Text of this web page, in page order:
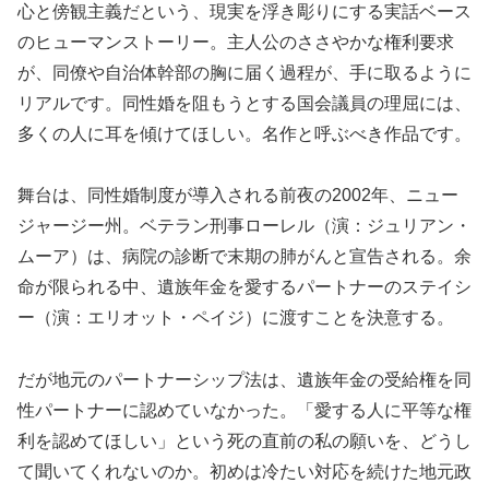
心と傍観主義だという、現実を浮き彫りにする実話ベース
のヒューマンストーリー。主人公のささやかな権利要求
が、同僚や自治体幹部の胸に届く過程が、手に取るように
リアルです。同性婚を阻もうとする国会議員の理屈には、
多くの人に耳を傾けてほしい。名作と呼ぶべき作品です。
舞台は、同性婚制度が導入される前夜の2002年、ニュー
ジャージー州。ベテラン刑事ローレル（演：ジュリアン・
ムーア）は、病院の診断で末期の肺がんと宣告される。余
命が限られる中、遺族年金を愛するパートナーのステイシ
ー（演：エリオット・ペイジ）に渡すことを決意する。
だが地元のパートナーシップ法は、遺族年金の受給権を同
性パートナーに認めていなかった。「愛する人に平等な権
利を認めてほしい」という死の直前の私の願いを、どうし
て聞いてくれないのか。初めは冷たい対応を続けた地元政